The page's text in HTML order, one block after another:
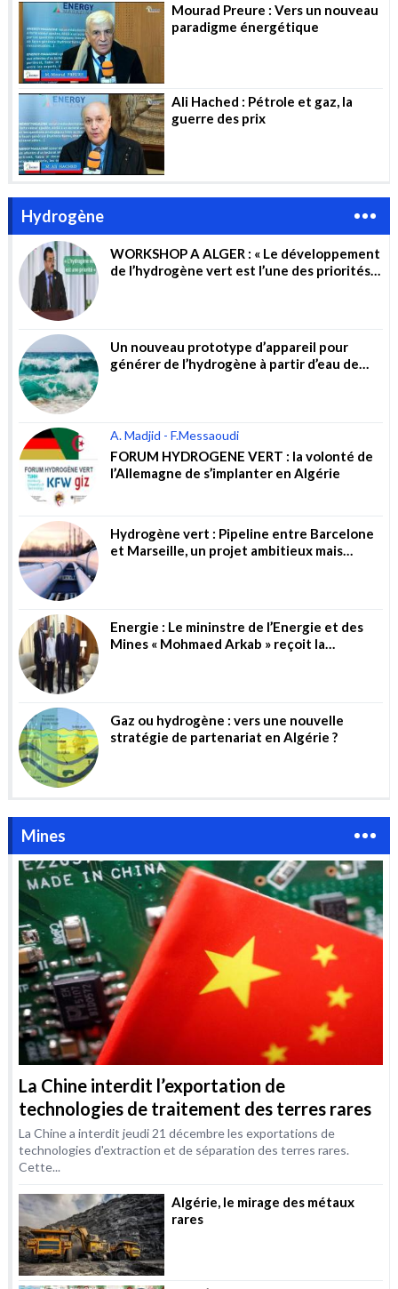
Mourad Preure : Vers un nouveau
paradigme énergétique
Ali Hached : Pétrole et gaz, la
guerre des prix
Hydrogène
WORKSHOP A ALGER : « Le développement
de l’hydrogène vert est l’une des priorités
Un nouveau prototype d’appareil pour
générer de l’hydrogène à partir d’eau de
A. Madjid - F.Messaoudi
FORUM HYDROGENE VERT : la volonté de
l’Allemagne de s’implanter en Algérie
Hydrogène vert : Pipeline entre Barcelone
et Marseille, un projet ambitieux mais
Energie : Le mininstre de l’Energie et des
Mines « Mohmaed Arkab » reçoit la
Gaz ou hydrogène : vers une nouvelle
stratégie de partenariat en Algérie ?
Mines
La Chine interdit l’exportation de
technologies de traitement des terres rares
La Chine a interdit jeudi 21 décembre les exportations de
technologies d'extraction et de séparation des terres rares.
Cette...
Algérie, le mirage des métaux
rares